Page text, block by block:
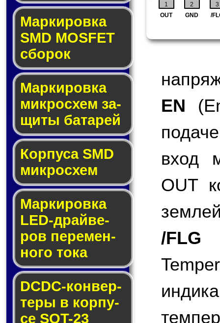
Мар­ки­ров­ка
SMD MOSFET
сбо­рок
Мар­ки­ров­ка
мик­ро­схем за­
щи­ты ба­та­рей
Корпуса SMD
мик­ро­схем
Маркировка
LED-драй­ве­
ров пе­ре­мен­
но­го то­ка
DCDC-кон­вер­
те­ры в кор­пу­
се SOT-23
1 2 3
OUT GND /
EN
вход
OUT
/FLG